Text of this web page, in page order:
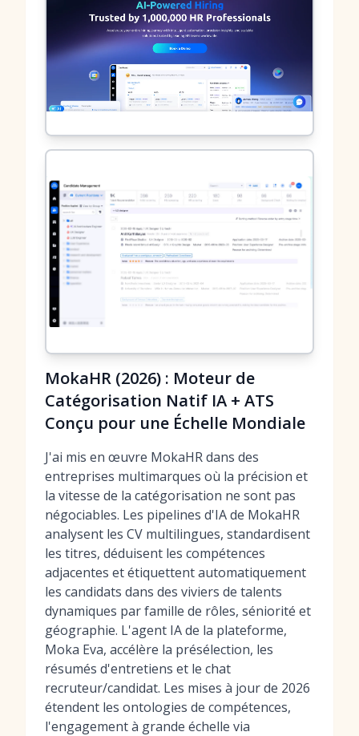
MokaHR (2026) : Moteur de
Catégorisation Natif IA + ATS
Conçu pour une Échelle Mondiale
J'ai mis en œuvre MokaHR dans des
entreprises multimarques où la précision et
la vitesse de la catégorisation ne sont pas
négociables. Les pipelines d'IA de MokaHR
analysent les CV multilingues, standardisent
les titres, déduisent les compétences
adjacentes et étiquettent automatiquement
les candidats dans des viviers de talents
dynamiques par famille de rôles, séniorité et
géographie. L'agent IA de la plateforme,
Moka Eva, accélère la présélection, les
résumés d'entretiens et le chat
recruteur/candidat. Les mises à jour de 2026
étendent les ontologies de compétences,
l'engagement à grande échelle via